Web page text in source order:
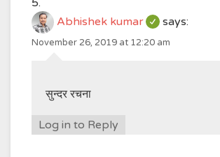
Abhishek kumar says:
November 26, 2019 at 12:20 am
सुन्दर रचना
Log in to Reply